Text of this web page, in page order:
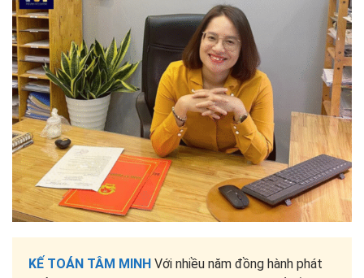
KẾ TOÁN TÂM MINHVới nhiều năm đồng hành phát